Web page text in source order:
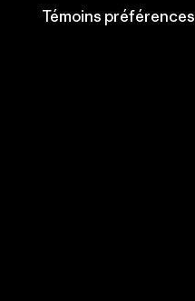
Témoins préférences